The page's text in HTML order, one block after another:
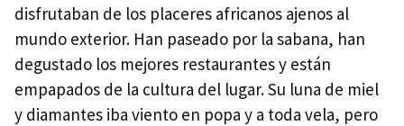
disfrutaban de los placeres africanos ajenos al
mundo exterior. Han paseado por la sabana, han
degustado los mejores restaurantes y están
empapados de la cultura del lugar. Su luna de miel
y diamantes iba viento en popa y a toda vela, pero